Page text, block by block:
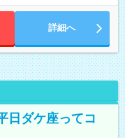
方が可能なお仕事です！
詳細へ
日ダケ座ってコ